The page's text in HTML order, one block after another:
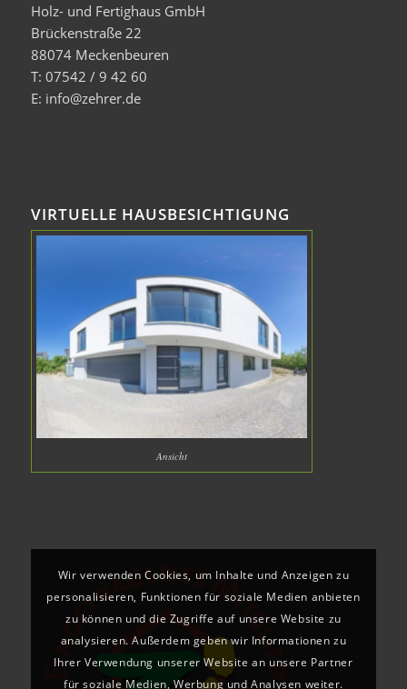
Holz- und Fertighaus GmbH
Brückenstraße 22
88074 Meckenbeuren
T: 07542 / 9 42 60
E: info@zehrer.de
VIRTUELLE HAUSBESICHTIGUNG
Ansicht
Wir verwenden Cookies, um Inhalte und Anzeigen zu
personalisieren, Funktionen für soziale Medien anbieten
zu können und die Zugriffe auf unsere Website zu
analysieren. Außerdem geben wir Informationen zu
Ihrer Verwendung unserer Website an unsere Partner
für soziale Medien, Werbung und Analysen weiter.